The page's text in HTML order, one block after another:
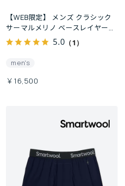
【WEB限定】 メンズ クラシック
サーマルメリノ ベースレイヤー
3/4ボトム
5.0 （1）
men's
￥16,500